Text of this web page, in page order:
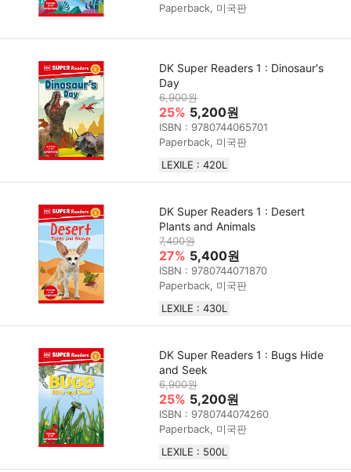
Paperback, 미국판
DK Super Readers 1 : Dinosaur's
Day
6,900원
25% 5,200원
ISBN : 9780744065701
Paperback, 미국판
LEXILE : 420L
DK Super Readers 1 : Desert
Plants and Animals
7,400원
27% 5,400원
ISBN : 9780744071870
Paperback, 미국판
LEXILE : 430L
DK Super Readers 1 : Bugs Hide
and Seek
6,900원
25% 5,200원
ISBN : 9780744074260
Paperback, 미국판
LEXILE : 500L